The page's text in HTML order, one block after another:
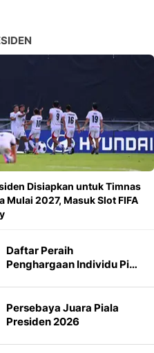
Disiapkan untuk Timnas
Mulai 2027, Masuk Slot FIFA
Daftar Peraih
Penghargaan Individu Pi…
Persebaya Juara Piala
Presiden 2026